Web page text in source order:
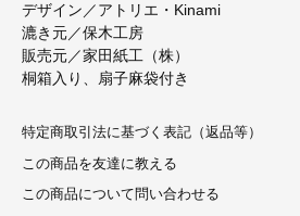
デザイン／アトリエ・Kinami
漉き元／保木工房
販売元／家田紙工（株）
桐箱入り、扇子麻袋付き
特定商取引法に基づく表記（返品等）
この商品を友達に教える
この商品について問い合わせる